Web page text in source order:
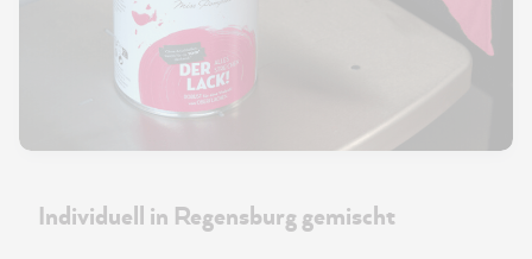
Individuell in Regensburg gemischt